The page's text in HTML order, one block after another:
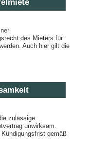
des Mieters für
Auch hier gilt die
zulässige
unwirksam.
gemäß